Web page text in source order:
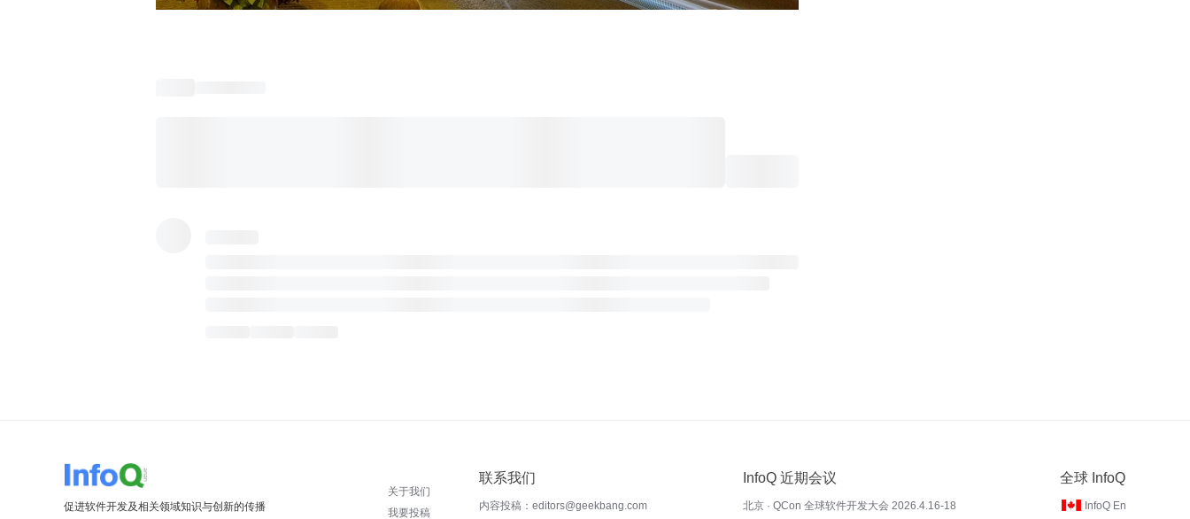
促进软件开发及相关领域知识与创新的传播
关于我们
我要投稿
联系我们
内容投稿：editors@geekbang.com
InfoQ 近期会议
北京 · QCon 全球软件开发大会 2026.4.16-18
全球 InfoQ
InfoQ En